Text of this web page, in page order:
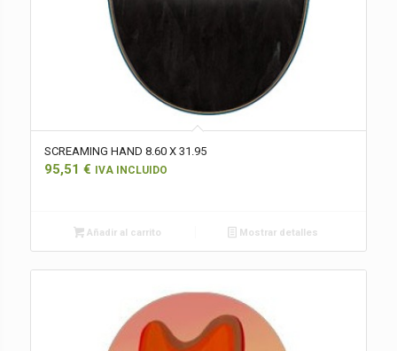
SCREAMING HAND 8.60 X 31.95
95,51 € IVA INCLUIDO
Añadir al carrito Mostrar detalles